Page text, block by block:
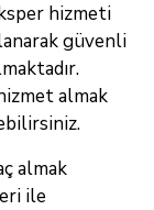
hizmeti
güvenli
almak
almak
ile